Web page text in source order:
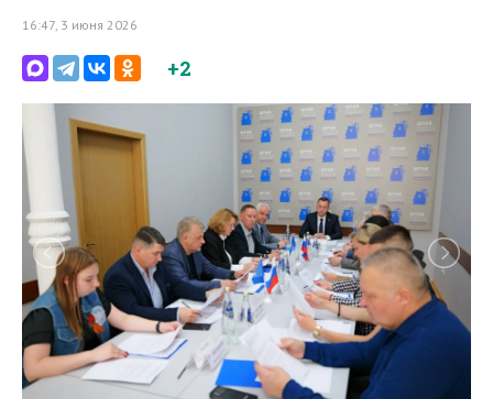
16:47, 3 июня 2026
+2